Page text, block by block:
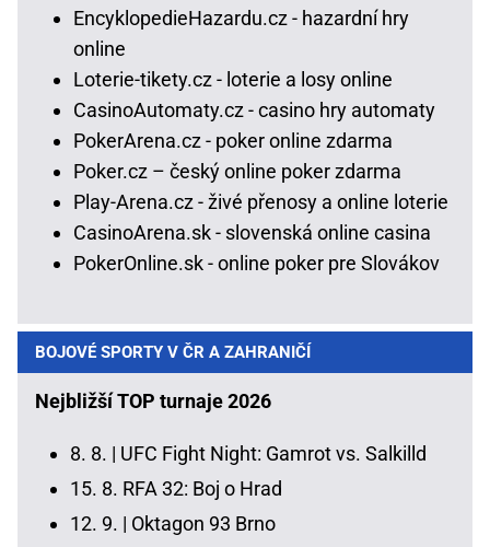
EncyklopedieHazardu.cz - hazardní hry
online
Loterie-tikety.cz - loterie a losy online
CasinoAutomaty.cz - casino hry automaty
PokerArena.cz - poker online zdarma
Poker.cz – český online poker zdarma
Play-Arena.cz - živé přenosy a online loterie
CasinoArena.sk - slovenská online casina
PokerOnline.sk - online poker pre Slovákov
BOJOVÉ SPORTY V ČR A ZAHRANIČÍ
Nejbližší TOP turnaje 2026
8. 8. | UFC Fight Night: Gamrot vs. Salkilld
15. 8. RFA 32: Boj o Hrad
12. 9. | Oktagon 93 Brno